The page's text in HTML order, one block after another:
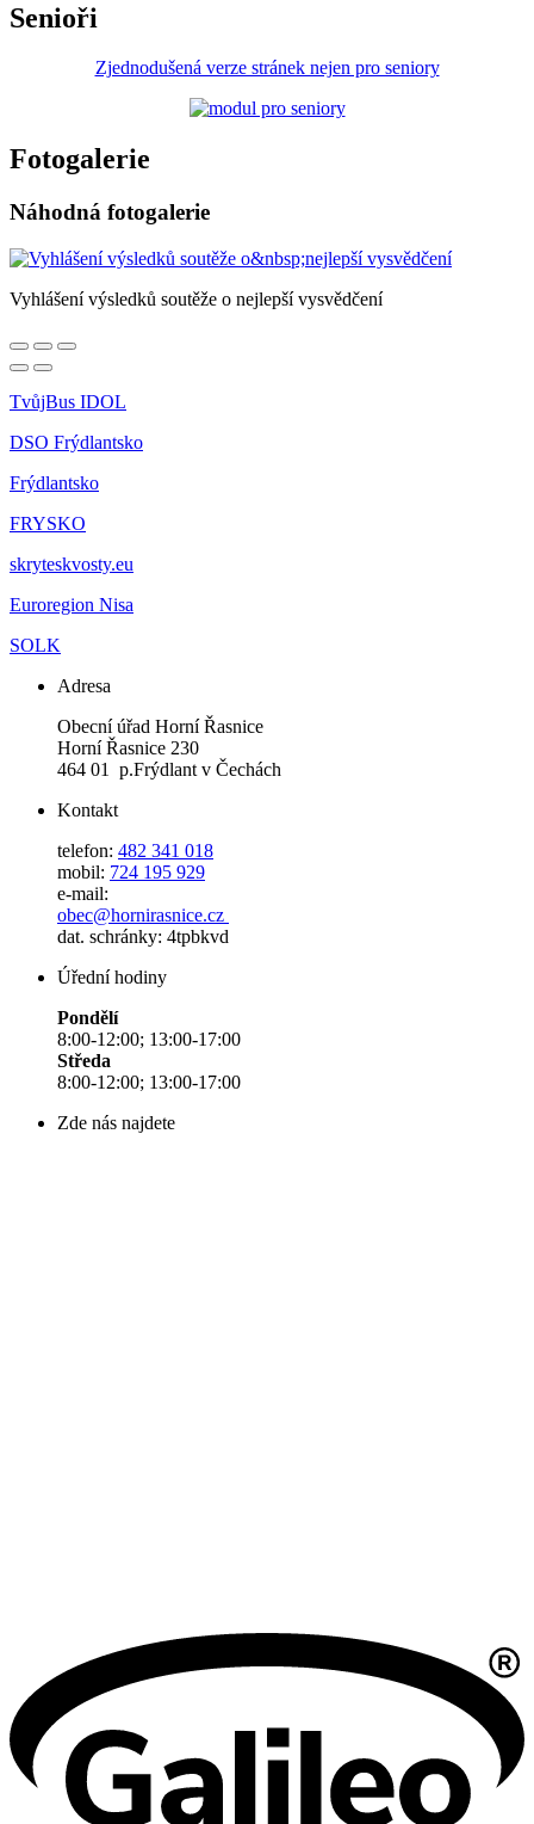
Senioři
Zjednodušená verze stránek nejen pro seniory
Fotogalerie
Náhodná fotogalerie
Vyhlášení výsledků soutěže o nejlepší vysvědčení
TvůjBus IDOL
DSO Frýdlantsko
Frýdlantsko
FRYSKO
skryteskvosty.eu
Euroregion Nisa
SOLK
Adresa
Obecní úřad Horní Řasnice
Horní Řasnice 230
464 01 p.Frýdlant v Čechách
Kontakt
telefon: 482 341 018
mobil: 724 195 929
e-mail:
obec@hornirasnice.cz
dat. schránky: 4tpbkvd
Úřední hodiny
Pondělí
8:00-12:00; 13:00-17:00
Středa
8:00-12:00; 13:00-17:00
Zde nás najdete